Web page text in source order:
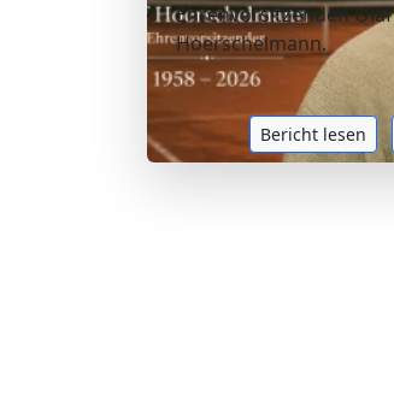
Ehrenvorsitzenden Olaf
Hoerschelmann.
Bericht lesen